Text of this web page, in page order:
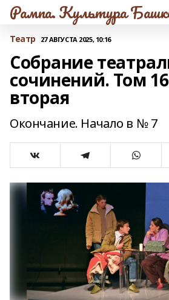
Рампа. Культура
Театр 27 АВГУСТА 2025, 10:16
Собрание
сочинений. Том
вторая
Окончание. Начало в № 7